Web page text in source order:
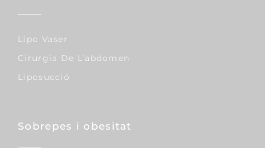
Lipo Vaser
Cirurgia De L’abdomen
Liposucció
Sobrepes i obesitat